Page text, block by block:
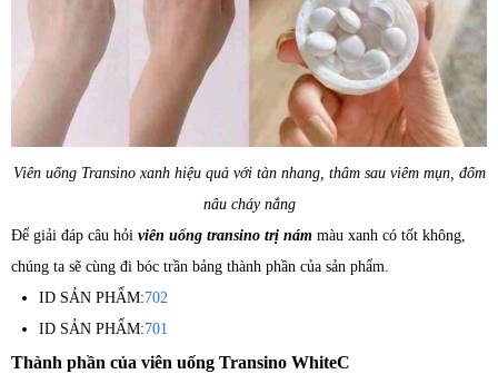
Viên uống Transino xanh hiệu quả với tàn nhang, thâm sau viêm mụn, đốm
nâu cháy nắng
Để giải đáp câu hỏi viên uống transino trị nám màu xanh có tốt không,
chúng ta sẽ cùng đi bóc trần bảng thành phần của sản phẩm.
ID SẢN PHẨM:702
ID SẢN PHẨM:701
Thành phần của viên uống Transino WhiteC